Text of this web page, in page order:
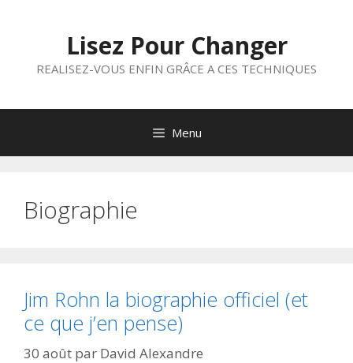
Lisez Pour Changer
REALISEZ-VOUS ENFIN GRÂCE A CES TECHNIQUES
Menu
Biographie
Jim Rohn la biographie officiel (et
ce que j’en pense)
30 août par David Alexandre